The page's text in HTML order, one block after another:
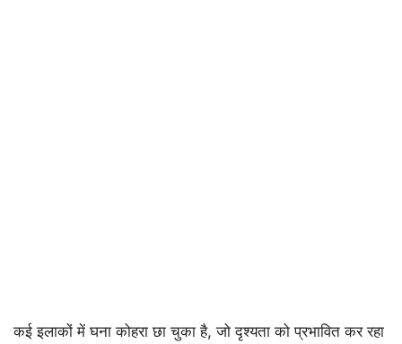
कई इलाकों में घना कोहरा छा चुका है, जो दृश्यता को प्रभावित कर रहा